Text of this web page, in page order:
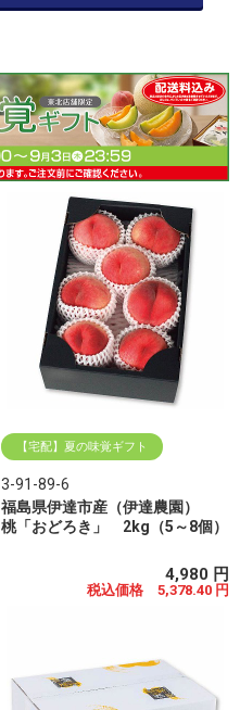
【宅配】夏の味覚ギフト
3-91-89-6
福島県伊達市産（伊達農園）
桃「おどろき」 2kg（5～8個）
4,980 円
税込価格 5,378.40 円